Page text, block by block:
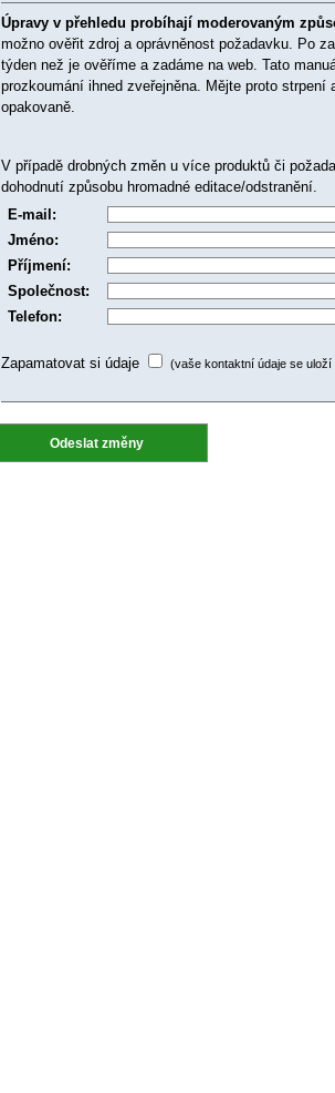
Úpravy v přehledu probíhají moderovaným
možno ověřit zdroj a oprávněnost požadavku. Po
týden než je ověříme a zadáme na web. Tato
prozkoumání ihned zveřejněna. Mějte proto
opakovaně.
V případě drobných změn u více produktů či
dohodnutí způsobu hromadné editace/odstranění.
E-mail:
Jméno:
Příjmení:
Společnost:
Telefon:
Zapamatovat si údaje (vaše kontaktní údaje se